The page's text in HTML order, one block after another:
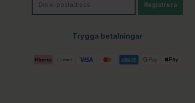
Registrera
Trygga betalningar